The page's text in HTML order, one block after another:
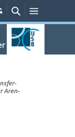
Persönliche
Services
SucheMenü
Aren-